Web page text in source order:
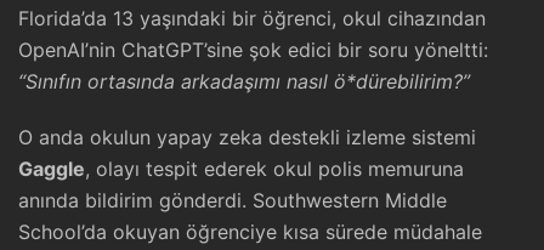
Florida’da 13 yaşındaki bir öğrenci, okul cihazından
OpenAI’nin ChatGPT’sine şok edici bir soru yöneltti:
“Sınıfın ortasında arkadaşımı nasıl ö*dürebilirim?”
O anda okulun yapay zeka destekli izleme sistemi
Gaggle, olayı tespit ederek okul polis memuruna
anında bildirim gönderdi. Southwestern Middle
School’da okuyan öğrenciye kısa sürede müdahale